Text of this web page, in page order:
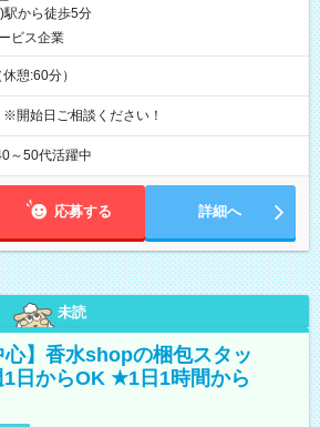
駅から徒歩5分
ビス企業
憩:60分）
始日ご相談ください！
～50代活躍中
応募する 詳細へ
未読
心】香水shopの梱包スタッ
日からOK ★1日1時間から